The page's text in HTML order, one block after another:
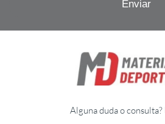
Alguna duda o consulta?